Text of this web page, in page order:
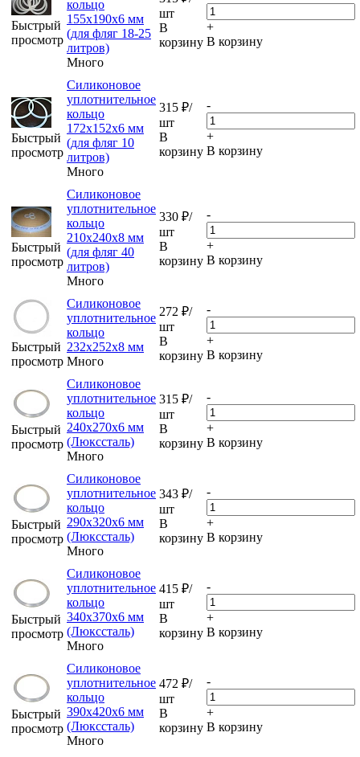
Быстрый
просмотр
кольцо
155х190х6 мм
(для фляг 18-25
литров)
Много
шт
В
корзину
+
В корзину
Быстрый
просмотр
Силиконовое
уплотнительное
кольцо
172х152х6 мм
(для фляг 10
литров)
Много
315 ₽/
шт
В
корзину
-
+
В корзину
Быстрый
просмотр
Силиконовое
уплотнительное
кольцо
210х240х8 мм
(для фляг 40
литров)
Много
330 ₽/
шт
В
корзину
-
+
В корзину
Быстрый
просмотр
Силиконовое
уплотнительное
кольцо
232х252х8 мм
Много
272 ₽/
шт
В
корзину
-
+
В корзину
Быстрый
просмотр
Силиконовое
уплотнительное
кольцо
240х270х6 мм
(Люкссталь)
Много
315 ₽/
шт
В
корзину
-
+
В корзину
Быстрый
просмотр
Силиконовое
уплотнительное
кольцо
290х320х6 мм
(Люкссталь)
Много
343 ₽/
шт
В
корзину
-
+
В корзину
Быстрый
просмотр
Силиконовое
уплотнительное
кольцо
340х370х6 мм
(Люкссталь)
Много
415 ₽/
шт
В
корзину
-
+
В корзину
Быстрый
просмотр
Силиконовое
уплотнительное
кольцо
390х420х6 мм
(Люкссталь)
Много
472 ₽/
шт
В
корзину
-
+
В корзину